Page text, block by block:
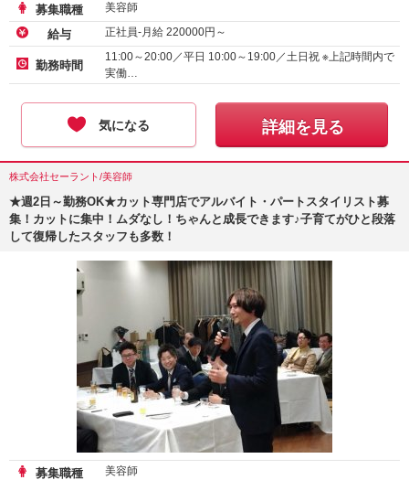
募集職種 美容師
給与 正社員-月給 220000円～
勤務時間
11:00～20:00／平日 10:00～19:00／土日祝 ※上記時間内で
実働…
気になる 詳細を見る
株式会社セーラント/美容師
★週2日～勤務OK★カット専門店でアルバイト・パートスタイリスト募
集！カットに集中！ムダなし！ちゃんと成長できます♪子育てがひと段落
して復帰したスタッフも多数！
募集職種 美容師